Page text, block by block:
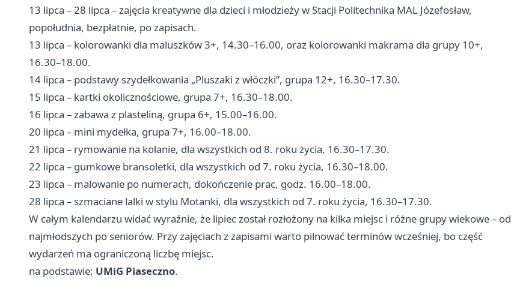
13 lipca – 28 lipca – zajęcia kreatywne dla dzieci i młodzieży w Stacji Politechnika MAL Józefosław,
popołudnia, bezpłatnie, po zapisach.
13 lipca – kolorowanki dla maluszków 3+, 14.30–16.00, oraz kolorowanki makrama dla grupy 10+,
16.30–18.00.
14 lipca – podstawy szydełkowania „Pluszaki z włóczki”, grupa 12+, 16.30–17.30.
15 lipca – kartki okolicznościowe, grupa 7+, 16.30–18.00.
16 lipca – zabawa z plasteliną, grupa 6+, 15.00–16.00.
20 lipca – mini mydełka, grupa 7+, 16.00–18.00.
21 lipca – rymowanie na kolanie, dla wszystkich od 8. roku życia, 16.30–17.30.
22 lipca – gumkowe bransoletki, dla wszystkich od 7. roku życia, 16.30–18.00.
23 lipca – malowanie po numerach, dokończenie prac, godz. 16.00–18.00.
28 lipca – szmaciane lalki w stylu Motanki, dla wszystkich od 7. roku życia, 16.30–17.30.
W całym kalendarzu widać wyraźnie, że lipiec został rozłożony na kilka miejsc i różne grupy wiekowe – od
najmłodszych po seniorów. Przy zajęciach z zapisami warto pilnować terminów wcześniej, bo część
wydarzeń ma ograniczoną liczbę miejsc.
na podstawie: UMiG Piaseczno.